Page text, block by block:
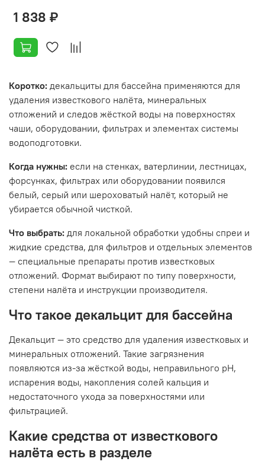
1 838 ₽
Коротко: декальциты для бассейна применяются для
удаления известкового налёта, минеральных
отложений и следов жёсткой воды на поверхностях
чаши, оборудовании, фильтрах и элементах системы
водоподготовки.
Когда нужны: если на стенках, ватерлинии, лестницах,
форсунках, фильтрах или оборудовании появился
белый, серый или шероховатый налёт, который не
убирается обычной чисткой.
Что выбрать: для локальной обработки удобны спреи и
жидкие средства, для фильтров и отдельных элементов
— специальные препараты против известковых
отложений. Формат выбирают по типу поверхности,
степени налёта и инструкции производителя.
Что такое декальцит для бассейна
Декальцит — это средство для удаления известковых и
минеральных отложений. Такие загрязнения
появляются из-за жёсткой воды, неправильного pH,
испарения воды, накопления солей кальция и
недостаточного ухода за поверхностями или
фильтрацией.
Какие средства от известкового
налёта есть в разделе